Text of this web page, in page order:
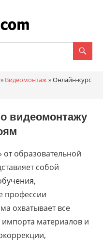
онлайн
» Видеомонтаж»Онлайн-курс
видеомонтажу
от образовательной
собой
профессии
охватывает все
материалов и